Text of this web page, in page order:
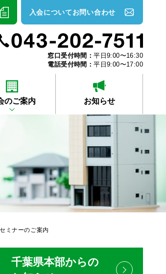
入会についてお問い合わせ
窓口受付時間：平日9:00〜16:30
電話受付時間：平日9:00〜17:00
のご案内 お知らせ
のご案内
千葉県本部からの